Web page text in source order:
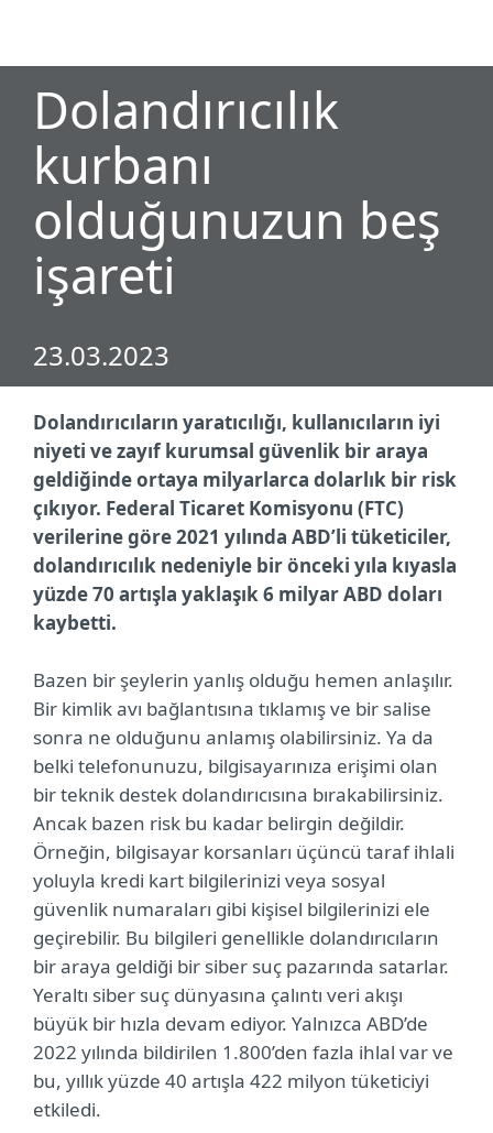
Dolandırıcılık
kurbanı
olduğunuzun beş
işareti
23.03.2023
Dolandırıcıların yaratıcılığı, kullanıcıların iyi
niyeti ve zayıf kurumsal güvenlik bir araya
geldiğinde ortaya milyarlarca dolarlık bir risk
çıkıyor. Federal Ticaret Komisyonu (FTC)
verilerine göre 2021 yılında ABD’li tüketiciler,
dolandırıcılık nedeniyle bir önceki yıla kıyasla
yüzde 70 artışla yaklaşık 6 milyar ABD doları
kaybetti.
Bazen bir şeylerin yanlış olduğu hemen anlaşılır.
Bir kimlik avı bağlantısına tıklamış ve bir salise
sonra ne olduğunu anlamış olabilirsiniz. Ya da
belki telefonunuzu, bilgisayarınıza erişimi olan
bir teknik destek dolandırıcısına bırakabilirsiniz.
Ancak bazen risk bu kadar belirgin değildir.
Örneğin, bilgisayar korsanları üçüncü taraf ihlali
yoluyla kredi kart bilgilerinizi veya sosyal
güvenlik numaraları gibi kişisel bilgilerinizi ele
geçirebilir. Bu bilgileri genellikle dolandırıcıların
bir araya geldiği bir siber suç pazarında satarlar.
Yeraltı siber suç dünyasına çalıntı veri akışı
büyük bir hızla devam ediyor. Yalnızca ABD’de
2022 yılında bildirilen 1.800’den fazla ihlal var ve
bu, yıllık yüzde 40 artışla 422 milyon tüketiciyi
etkiledi.